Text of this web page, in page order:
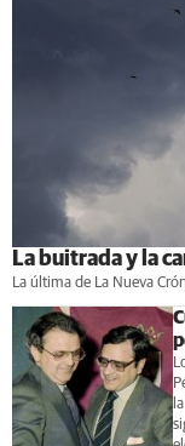
La buitrada y la
La última de La Nueva